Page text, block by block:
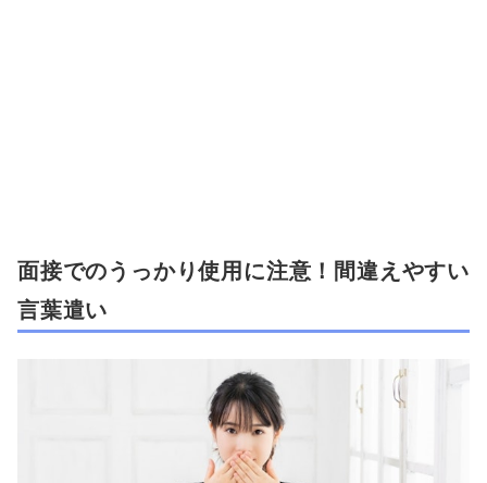
面接でのうっかり使用に注意！間違えやすい
言葉遣い